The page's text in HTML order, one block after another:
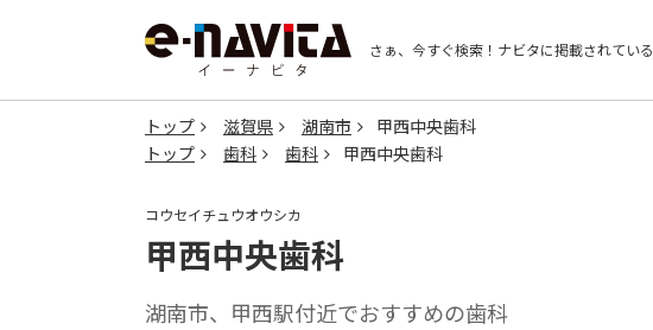
さぁ、今すぐ検索！ ナビタに掲載されている
トップ 滋賀県 湖南市
甲西中央歯科
トップ
歯科 歯科 甲西中央歯科
コウセイチュウオウシカ
甲西中央歯科
湖南市、甲西駅付近でおすすめの歯科